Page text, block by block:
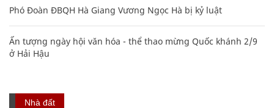
Phó Đoàn ĐBQH Hà Giang Vương Ngọc Hà bị kỷ luật
Ấn tượng ngày hội văn hóa - thể thao mừng Quốc khánh 2/9
ở Hải Hậu
Nhà đất